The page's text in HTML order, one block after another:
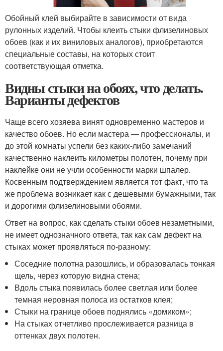
Обойный клей выбирайте в зависимости от вида
рулонных изделий. Чтобы клеить стыки флизелиновых
обоев (как и их виниловых аналогов), приобретаются
специальные составы, на которых стоит
соответствующая отметка.
Видны стыки на обоях, что делать.
Варианты дефектов
Чаще всего хозяева винят одновременно мастеров и
качество обоев. Но если мастера — профессионалы, и
до этой комнаты успели без каких-либо замечаний
качественно наклеить километры полотен, почему при
наклейке они не учли особенности марки шпалер.
Косвенным подтверждением является тот факт, что та
же проблема возникает как с дешевыми бумажными, так
и дорогими флизелиновыми обоями.
Ответ на вопрос, как сделать стыки обоев незаметными,
не имеет однозначного ответа, так как сам дефект на
стыках может проявляться по-разному:
Соседние полотна разошлись, и образовалась тонкая
щель, через которую видна стена;
Вдоль стыка появилась более светлая или более
темная неровная полоса из остатков клея;
Стыки на границе обоев поднялись «домиком»;
На стыках отчетливо прослеживается разница в
оттенках двух полотен.